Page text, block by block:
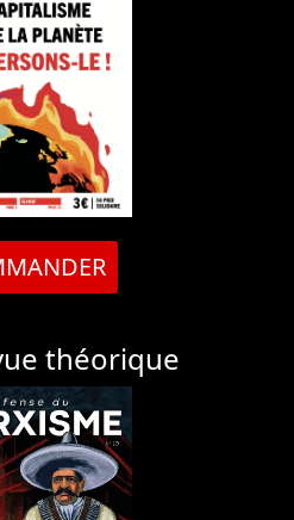
théorique